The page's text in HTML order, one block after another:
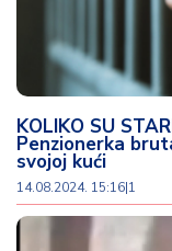
KOLIKO SU
Penzionerka
svojoj kući
14.08.2024. 15:16|1